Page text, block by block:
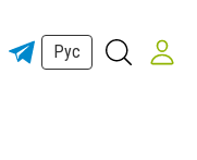
Рус